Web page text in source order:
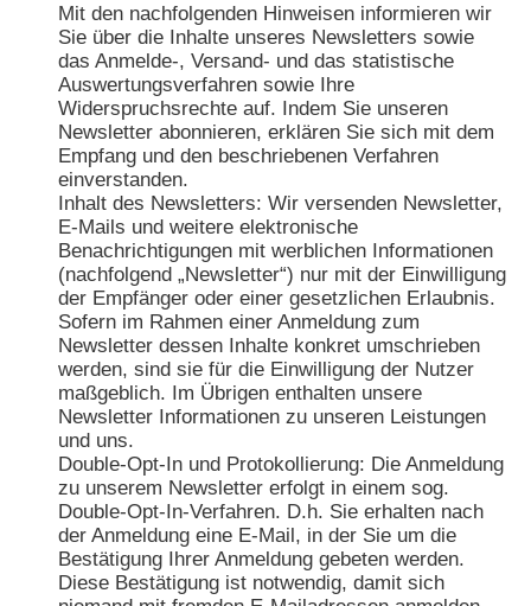
Mit den nachfolgenden Hinweisen informieren wir
Sie über die Inhalte unseres Newsletters sowie
das Anmelde-, Versand- und das statistische
Auswertungsverfahren sowie Ihre
Widerspruchsrechte auf. Indem Sie unseren
Newsletter abonnieren, erklären Sie sich mit dem
Empfang und den beschriebenen Verfahren
einverstanden.
Inhalt des Newsletters: Wir versenden Newsletter,
E-Mails und weitere elektronische
Benachrichtigungen mit werblichen Informationen
(nachfolgend „Newsletter“) nur mit der Einwilligung
der Empfänger oder einer gesetzlichen Erlaubnis.
Sofern im Rahmen einer Anmeldung zum
Newsletter dessen Inhalte konkret umschrieben
werden, sind sie für die Einwilligung der Nutzer
maßgeblich. Im Übrigen enthalten unsere
Newsletter Informationen zu unseren Leistungen
und uns.
Double-Opt-In und Protokollierung: Die Anmeldung
zu unserem Newsletter erfolgt in einem sog.
Double-Opt-In-Verfahren. D.h. Sie erhalten nach
der Anmeldung eine E-Mail, in der Sie um die
Bestätigung Ihrer Anmeldung gebeten werden.
Diese Bestätigung ist notwendig, damit sich